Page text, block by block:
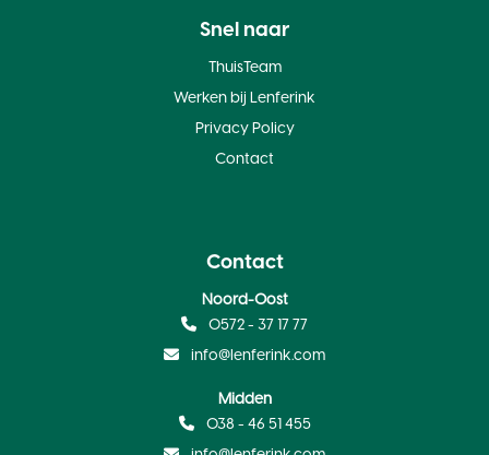
Snel naar
ThuisTeam
Werken bij Lenferink
Privacy Policy
Contact
Contact
Noord-Oost
0572 - 37 17 77
info@lenferink.com
Midden
038 - 46 51 455